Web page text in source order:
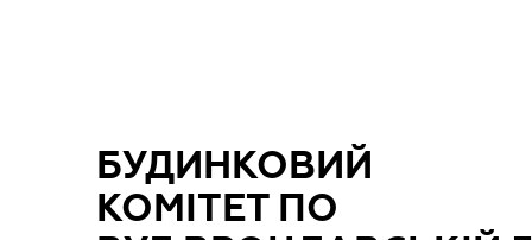
БУДИНКОВИЙ
КОМІТЕТ ПО